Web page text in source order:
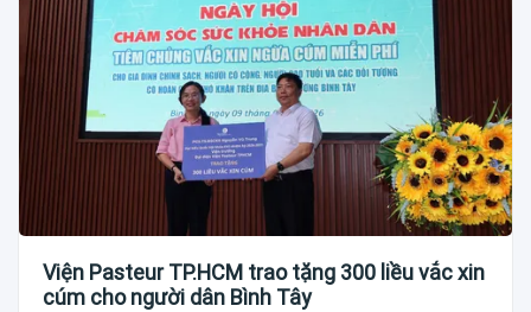
Viện Pasteur TP.HCM trao tặng 300 liều vắc xin
cúm cho người dân Bình Tây